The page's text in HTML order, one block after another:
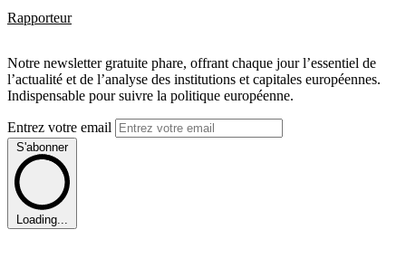
Rapporteur
Notre newsletter gratuite phare, offrant chaque jour l’essentiel de
l’actualité et de l’analyse des institutions et capitales européennes.
Indispensable pour suivre la politique européenne.
Entrez votre email
S'abonner
Loading...